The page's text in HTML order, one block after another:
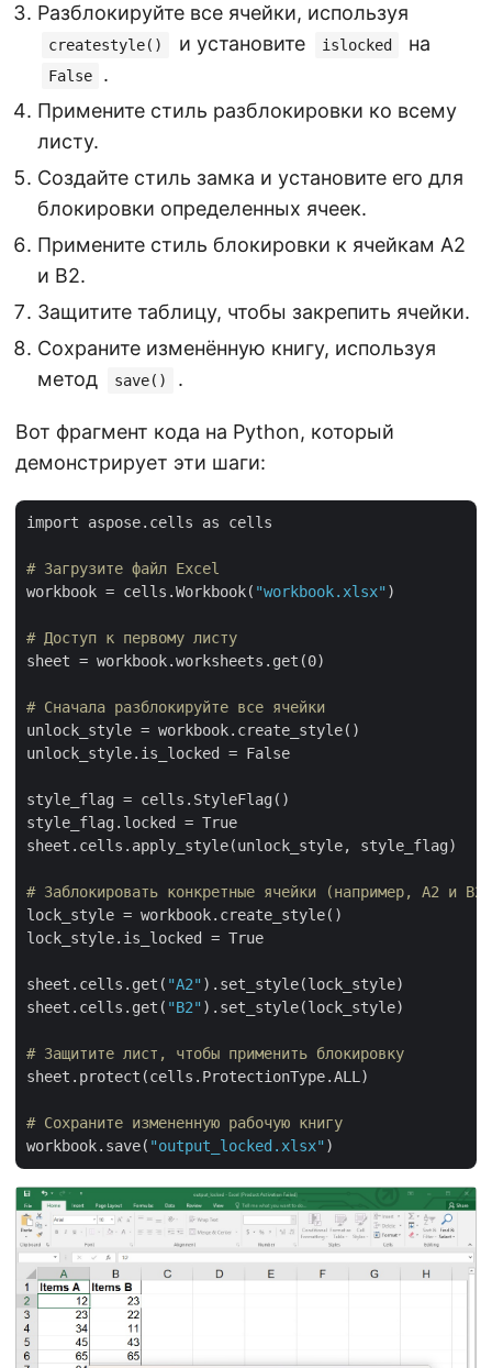
Разблокируйте все ячейки, используя
createstyle() и установите islocked на
False
.
Примените стиль разблокировки ко всему
листу.
Создайте стиль замка и установите его для
блокировки определенных ячеек.
Примените стиль блокировки к ячейкам A2
и B2.
Защитите таблицу, чтобы закрепить ячейки.
Сохраните изменённую книгу, используя
метод
save() .
Вот фрагмент кода на Python, который
демонстрирует эти шаги:
import aspose.cells as cells
# Загрузите файл Excel
workbook = cells.Workbook( "workbook.xlsx" )
# Доступ к первому листу
sheet = workbook.worksheets.get(0)
# Сначала разблокируйте все ячейки
unlock_style = workbook.create_style()
unlock_style.is_locked = False
style_flag = cells.StyleFlag()
style_flag.locked = True
sheet.cells.apply_style(unlock_style, style_flag)
# Заблокировать конкретные ячейки (например, A2 и B2)
lock_style = workbook.create_style()
lock_style.is_locked = True
sheet.cells.get( "A2" ).set_style(lock_style)
sheet.cells.get( "B2" ).set_style(lock_style)
# Защитите лист, чтобы применить блокировку
sheet.protect(cells.ProtectionType.ALL)
# Сохраните измененную рабочую книгу
workbook.save( "output_locked.xlsx"